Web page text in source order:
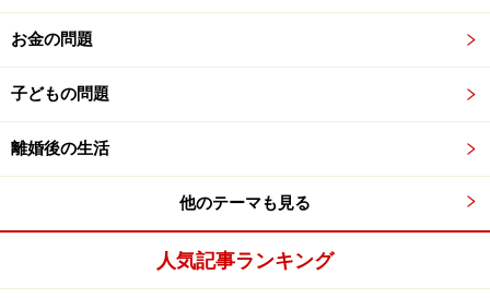
こういう時の男性は、妻が家庭を顧みろだのなんだの言
ってくると、ますます外の世界へいってしまうもの。う
るさくすればする程、妻が鬱陶しくなります。ですか
ら、放っておくのが一番。
そしてＳ美さんに趣味とか、何か好きなことはある？
との返事。「だったら、それをもっと勉強して、ビジネ
お金の問題
子どもの問題
離婚後の生活
他のテーマも見る
人気記事ランキング